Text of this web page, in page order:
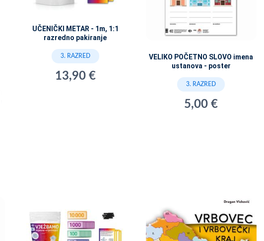
UČENIČKI METAR - 1m, 1:1
razredno pakiranje
3. RAZRED
13,90 €
VELIKO POČETNO SLOVO imena
ustanova - poster
3. RAZRED
5,00 €